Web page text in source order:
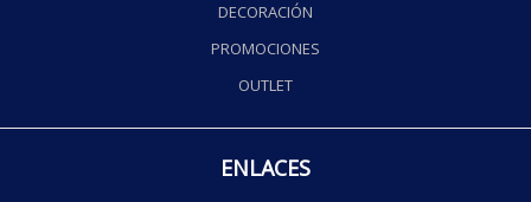
DECORACIÓN
PROMOCIONES
OUTLET
ENLACES